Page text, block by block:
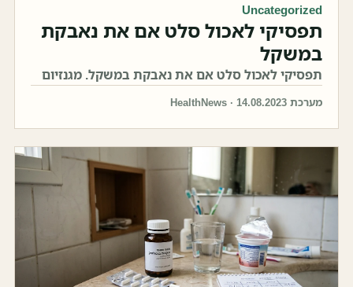
Uncategorized
תפסיקי לאכול סלט אם את נאבקת
במשקל
תפסיקי לאכול סלט אם את נאבקת במשקל. מגנזיום
מערכת HealthNews · 14.08.2023